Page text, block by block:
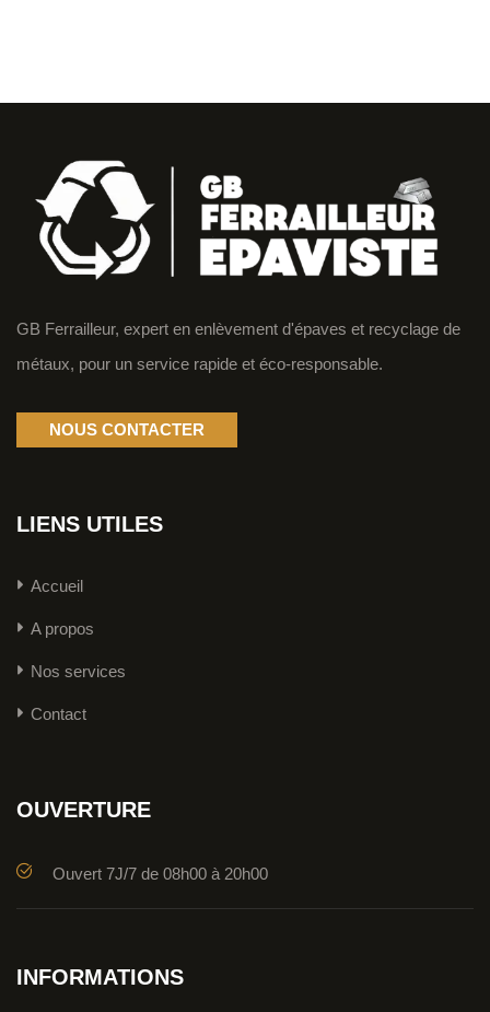
GB Ferrailleur, expert en enlèvement d'épaves et recyclage de
métaux, pour un service rapide et éco-responsable.
NOUS CONTACTER
LIENS UTILES
Accueil
A propos
Nos services
Contact
OUVERTURE
Ouvert 7J/7 de 08h00 à 20h00
INFORMATIONS